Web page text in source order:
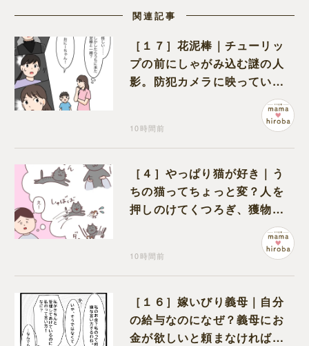
関連記事
［１７］花泥棒｜チューリッ
プの前にしゃがみ込む謎の人
影。防犯カメラに映っていた
10時間前
［４］やっぱり猫が好き｜う
ちの猫ってちょっと変？人を
押しのけてくつろぎ、獲物に
も物怖じしない鋼のハート
10時間前
［１６］嫁いびり義母｜自分
の給与なのになぜ？義母にお
金が欲しいと頼まなければな